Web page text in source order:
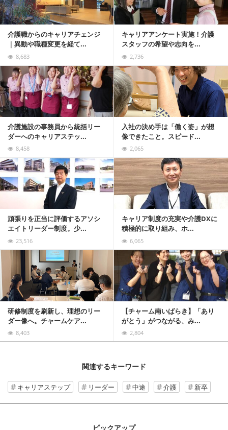
介護職からのキャリアチェンジ
｜異動や職種変更を経て...
8,683
キャリアアンケート実施！介護
スタッフの希望や志向を...
2,736
介護施設の事務員から統括リー
ダーへのキャリアステッ...
8,458
入社の決め手は「働く姿」が想
像できたこと。スピード...
2,065
記事を読む
頑張りを正当に評価するアソシ
エイトリーダー制度。少...
23,516
キャリア制度の充実や介護DXに
積極的に取り組み、ホ...
6,065
記事を読む
研修制度を刷新し、理想のリー
ダー像へ。チャームケア...
8,403
【チャーム南いばらき】「あり
がとう」がつながる、み...
2,804
記事を読む
関連するキーワード
キャリアステップ リーダー 中途 介護 新卒
ピックアップ